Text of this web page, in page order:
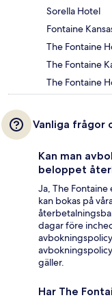
Sorella Hotel
Fontaine
The Fontaine
The Fontaine
The Fontaine
Vanliga frågor
Kan man
beloppet
Ja, The
kan bokas på
dagar före
gäller.
Har The